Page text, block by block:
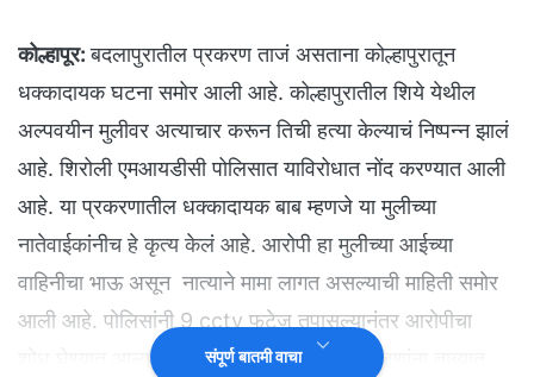
कोल्हापूर: बदलापुरातील प्रकरण ताजं असताना कोल्हापुरातून
धक्कादायक घटना समोर आली आहे. कोल्हापुरातील शिये येथील
अल्पवयीन मुलीवर अत्याचार करून तिची हत्या केल्याचं निष्पन्न झालं
आहे. शिरोली एमआयडीसी पोलिसात याविरोधात नोंद करण्यात आली
आहे. या प्रकरणातील धक्कादायक बाब म्हणजे या मुलीच्या
नातेवाईकांनीच हे कृत्य केलं आहे. आरोपी हा मुलीच्या आईच्या
वाहिनीचा भाऊ असून नात्याने मामा लागत असल्याची माहिती समोर
आली आहे. पोलिसांनी 9 cctv फुटेज तपासल्यानंतर आरोपीचा
शोध घेण्यात आला. या प्रकरणात आतापर्यंत सहा जणांना ताब्यात
संपूर्ण बातमी वाचा